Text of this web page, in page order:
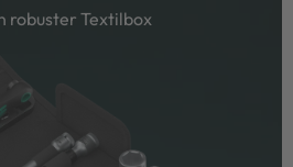
robuster Textilbox